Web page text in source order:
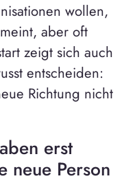
wollen,
aber oft
zeigt sich auch
entscheiden:
Richtung nicht
erst
neue Person